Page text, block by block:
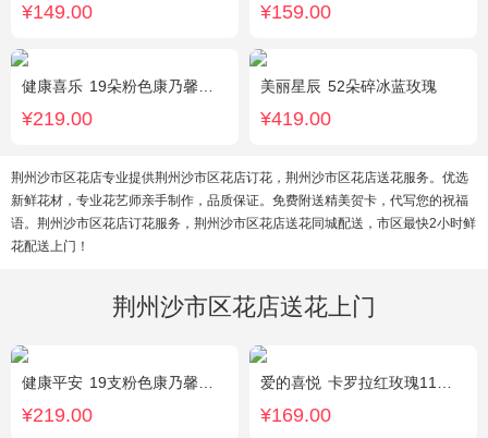
¥149.00 ¥159.00
健康喜乐 19朵粉色康乃馨，满天星、绿叶搭配
¥219.00
美丽星辰 52朵碎冰蓝玫瑰
¥419.00
荆州沙市区花店专业提供荆州沙市区花店订花，荆州沙市区花店送花服务。优选
新鲜花材，专业花艺师亲手制作，品质保证。免费附送精美贺卡，代写您的祝福
语。荆州沙市区花店订花服务，荆州沙市区花店送花同城配送，市区最快2小时鲜
花配送上门！
荆州沙市区花店送花上门
健康平安 19支粉色康乃馨，1支香水百合，搭配适量石竹梅、黄莺。
¥219.00
爱的喜悦 卡罗拉红玫瑰11枝、白色满天星、尤加利搭配
¥169.00